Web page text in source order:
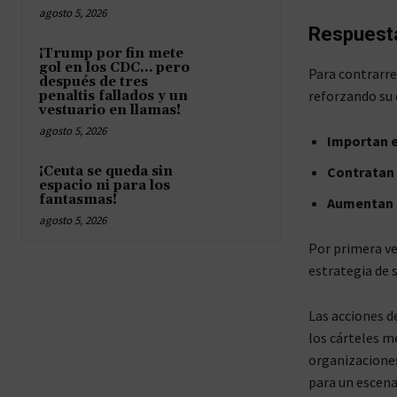
agosto 5, 2026
¡Trump por fin mete
gol en los CDC… pero
después de tres
penaltis fallados y un
vestuario en llamas!
agosto 5, 2026
¡Ceuta se queda sin
espacio ni para los
fantasmas!
agosto 5, 2026
Para
reforzando su
Importan
Contratan
Aumentan
Por primera
estrategia de
Las acciones
los cárteles
para un